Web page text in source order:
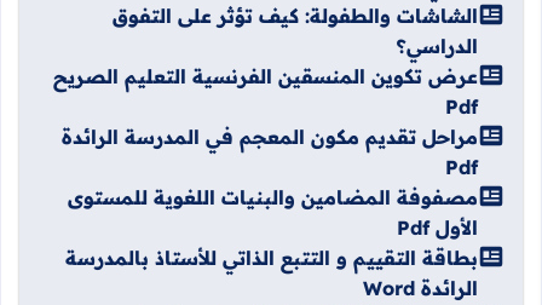
الشاشات والطفولة: كيف تؤثر على التفوق
الدراسي؟
عرض تكوين المنسقين الفرنسية التعليم الصريح
Pdf
مراحل تقديم مكون المعجم في المدرسة الرائدة
Pdf
مصفوفة المضامين والبنيات اللغوية للمستوى
الأول Pdf
بطاقة التقييم و التتبع الذاتي للأستاذ بالمدرسة
الرائدة Word